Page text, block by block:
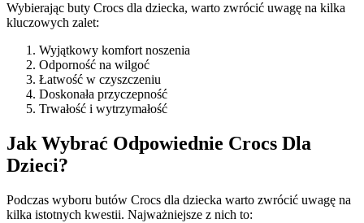
Wybierając buty Crocs dla dziecka, warto zwrócić uwagę na kilka
kluczowych zalet:
Wyjątkowy komfort noszenia
Odporność na wilgoć
Łatwość w czyszczeniu
Doskonała przyczepność
Trwałość i wytrzymałość
Jak Wybrać Odpowiednie Crocs Dla
Dzieci?
Podczas wyboru butów Crocs dla dziecka warto zwrócić uwagę na
kilka istotnych kwestii. Najważniejsze z nich to: